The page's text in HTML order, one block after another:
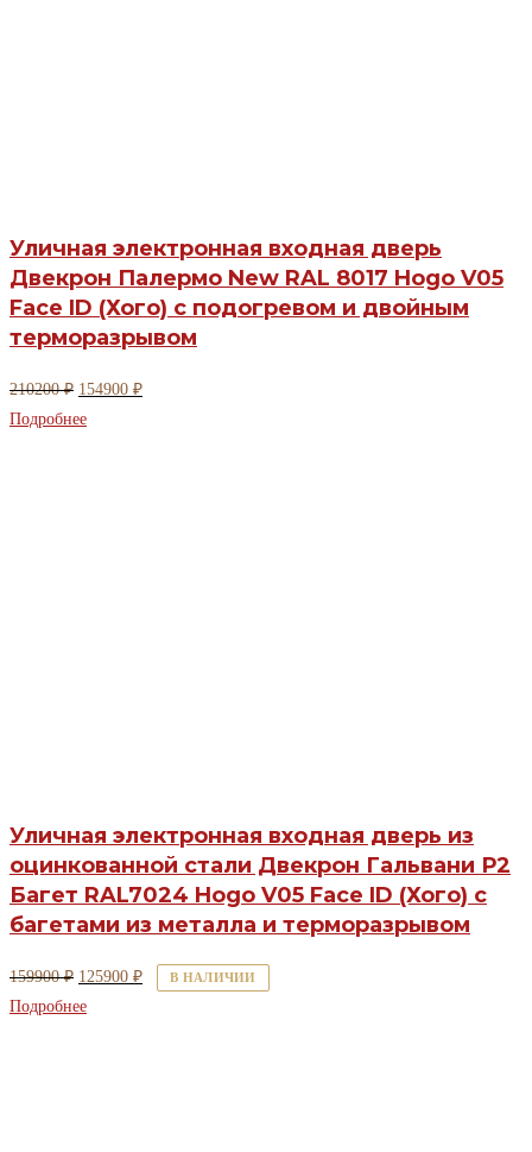
Уличная электронная входная дверь
Двекрон Палермо New RAL 8017 Hogo V05
Face ID (Хого) с подогревом и двойным
терморазрывом
210200₽ Первоначальная
цена
154900 ₽Текущая
Подробнее
Уличная электронная входная дверь из
оцинкованной стали Двекрон Гальвани Р2
Багет RAL7024 Hogo V05 Face ID (Хого) с
багетами из металла и терморазрывом
159900₽ Первоначальная
цена
125900 ₽ТекущаяВ НАЛИЧИИ
Подробнее